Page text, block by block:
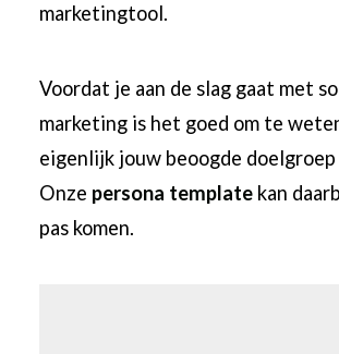
marketingtool.
Voordat je aan de slag gaat met
marketing is het goed om te
eigenlijk jouw beoogde doelgroep
Onze persona template kan
pas komen.